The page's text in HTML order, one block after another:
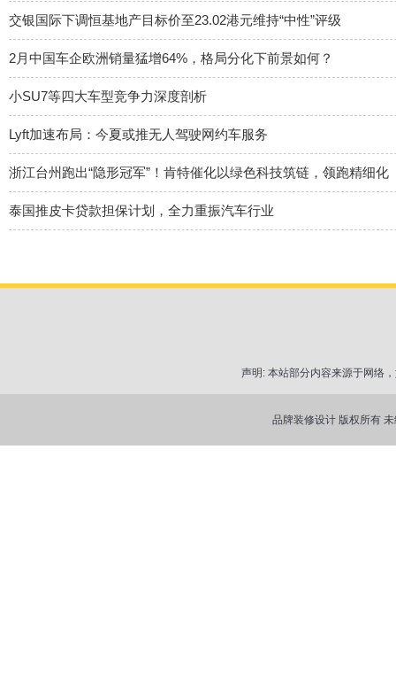
交银国际下调恒基地产目标价至23.02港元维持“中性”评级
2月中国车企欧洲销量猛增64%，格局分化下前景如何？
小SU7等四大车型竞争力深度剖析
Lyft加速布局：今夏或推无人驾驶网约车服务
浙江台州跑出“隐形冠军”！肯特催化以绿色科技筑链，领跑精细化
泰国推皮卡贷款担保计划，全力重振汽车行业
声明: 本站部分内容来源于网络
品牌装修设计 版权所有